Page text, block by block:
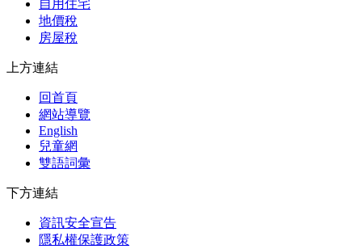
自用住宅
地價稅
房屋稅
上方連結
回首頁
網站導覽
English
兒童網
雙語詞彙
下方連結
資訊安全宣告
隱私權保護政策